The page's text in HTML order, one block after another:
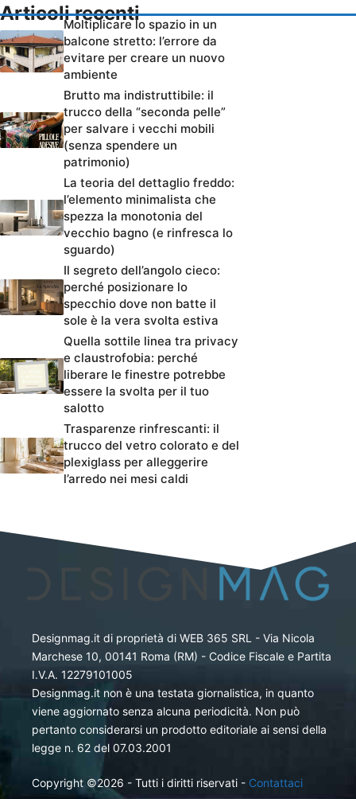
Articoli recenti
Moltiplicare lo spazio in un
balcone stretto: l’errore da
evitare per creare un nuovo
ambiente
Brutto ma indistruttibile: il
trucco della “seconda pelle”
per salvare i vecchi mobili
(senza spendere un
patrimonio)
La teoria del dettaglio freddo:
l’elemento minimalista che
spezza la monotonia del
vecchio bagno (e rinfresca lo
sguardo)
Il segreto dell’angolo cieco:
perché posizionare lo
specchio dove non batte il
sole è la vera svolta estiva
Quella sottile linea tra privacy
e claustrofobia: perché
liberare le finestre potrebbe
essere la svolta per il tuo
salotto
Trasparenze rinfrescanti: il
trucco del vetro colorato e del
plexiglass per alleggerire
l’arredo nei mesi caldi
Designmag.it di proprietà di WEB 365 SRL - Via Nicola
Marchese 10, 00141 Roma (RM) - Codice Fiscale e Partita
I.V.A. 12279101005
Designmag.it non è una testata giornalistica, in quanto
viene aggiornato senza alcuna periodicità. Non può
pertanto considerarsi un prodotto editoriale ai sensi della
legge n. 62 del 07.03.2001
Copyright ©2026 - Tutti i diritti riservati - Contattaci